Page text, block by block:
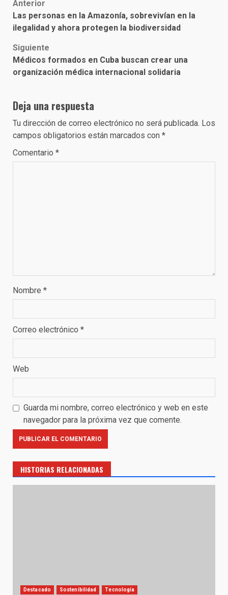
Post
navigation
Anterior
Las personas en la Amazonía, sobrevivían en la
ilegalidad y ahora protegen la biodiversidad
Siguiente
Médicos formados en Cuba buscan crear una
organización médica internacional solidaria
Deja una respuesta
Tu dirección de correo electrónico no será publicada. Los
campos obligatorios están marcados con *
Comentario *
Nombre *
Correo electrónico *
Web
Guarda mi nombre, correo electrónico y web en este
navegador para la próxima vez que comente.
HISTORIAS RELACIONADAS
Destacado Sostenibilidad Tecnología